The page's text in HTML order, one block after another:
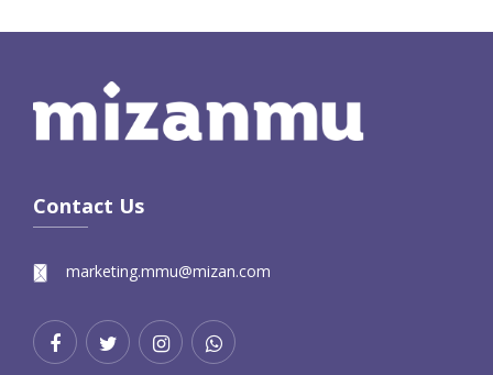
Contact Us
marketing.mmu@mizan.com